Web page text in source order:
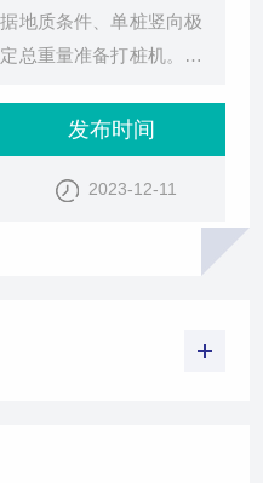
地质条件、单桩竖向极
总重量准备打桩机。油
，场地平整，打桩机活
满足打桩作业要求。检
压力表等。压桩机安装
程序进行。启动门架支
发布时间
2023-12-11